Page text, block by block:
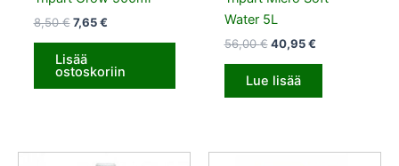
8,50€ 7,65€
Lisää
ostoskoriin
Water 5L
56,00€ 40,95€
Lue lisää